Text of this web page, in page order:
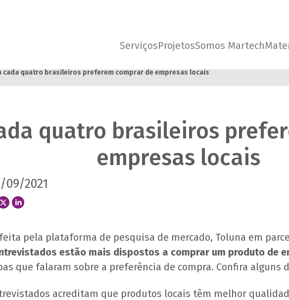
ServiçosProjetosSomos Martech
cada quatro brasileiros preferem comprar de empresas locais
quatro brasileiros
empresas locais
09/2021
pela plataforma de pesquisa de mercado, Toluna em
estão mais dispostos a comprar um produto de
que falaram sobre a preferência de compra. Confira alguns
acreditam que produtos locais têm melhor